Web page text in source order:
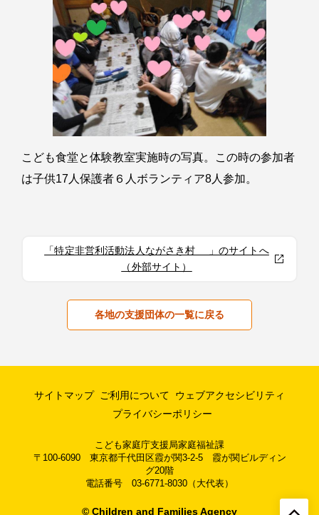
こども食堂と体験教室実施時の写真。この時の参加者
は子供17人保護者６人ボランティア8人参加。
「特定非営利活動法人ながさき村 」のサイトへ
（外部サイト）
各地の支援団体の一覧に戻る
サイトマップ ご利用について
ウェブアクセシビリティ
プライバシーポリシー
こども家庭庁支援局家庭福祉課
〒100-6090 東京都千代田区霞が関3-2-5 霞が関ビルディン
グ20階
電話番号 03-6771-8030（大代表）
© Children and Families Agency